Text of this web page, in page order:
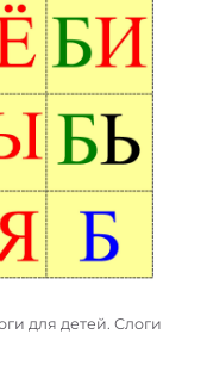
для детей. Слоги